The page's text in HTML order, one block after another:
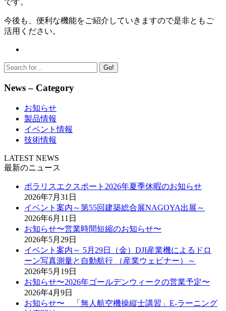
です。
今後も、便利な機能をご紹介していきますので是非ともご
活用ください。
Go!
News – Category
お知らせ
製品情報
イベント情報
技術情報
LATEST NEWS
最新のニュース
ポラリスエクスポート2026年夏季休暇のお知らせ
2026年7月31日
イベント案内～第55回建築総合展NAGOYA出展～
2026年6月11日
お知らせ〜営業時間短縮のお知らせ〜
2026年5月29日
イベント案内～ 5月29日（金）DJI産業機によるドロ
ーン写真測量と自動航行 （産業ウェビナー）～
2026年5月19日
お知らせ〜2026年ゴールデンウィークの営業予定〜
2026年4月9日
お知らせ〜 「無人航空機操縦士講習」E-ラーニング